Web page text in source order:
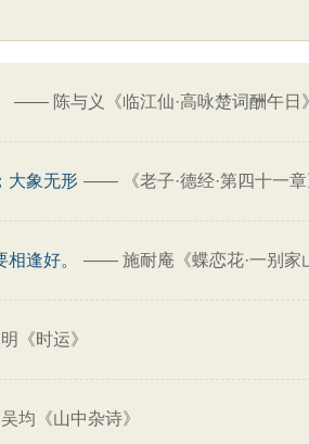
—— 陈与义《临江仙·高咏楚词酬午日》
大象无形 —— 《老子·德经·第四十一章
逢好。 —— 施耐庵《蝶恋花·一别家
《时运》
吴均《山中杂诗》